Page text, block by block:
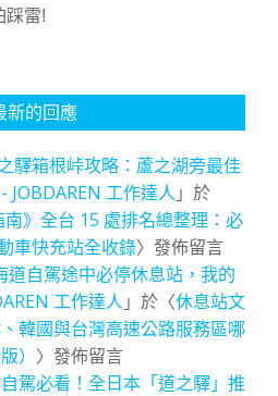
踩雷!
新的回應
驛箱根峠攻略：蘆之湖旁最佳
JOBDAREN 工作達人 」於
》全台 15 處排名總整理：必
車快充站全收錄〉發佈留言
道自駕途中必停休息站，我的
工作達人 」於〈休息站文
韓國與台灣高速公路服務區哪
） 〉發佈留言
自駕必看！全日本「道之驛」推